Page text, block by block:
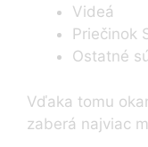
Videá
Priečinok
Ostatné
Vďaka tomu
zaberá najviac